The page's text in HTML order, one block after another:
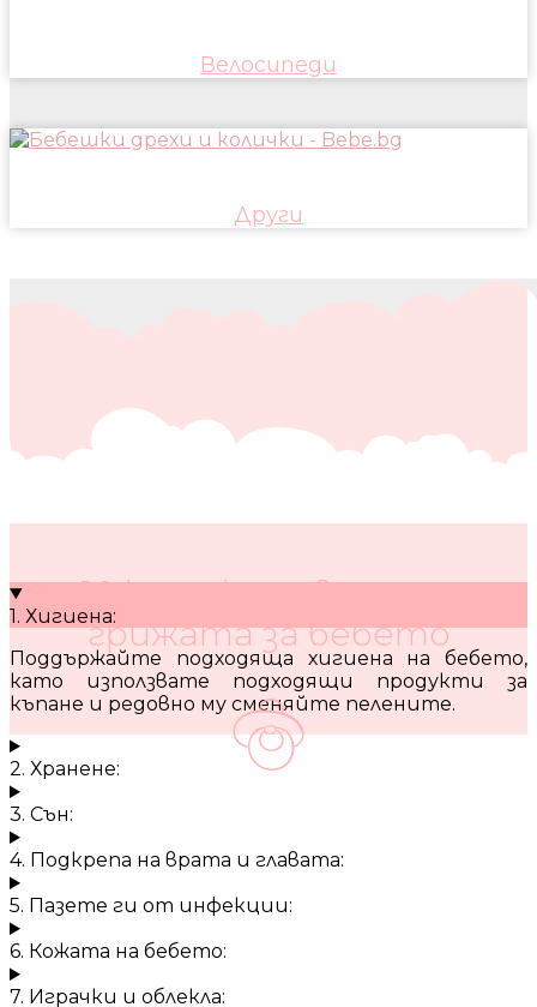
Велосипеди
Други
10 кратки съвета за
грижата за бебето
1. Хигиена:
Поддържайте подходяща хигиена на бебето,
като използвате подходящи продукти за
къпане и редовно му сменяйте пелените.
2. Хранене:
3. Сън:
4. Подкрепа на врата и главата:
5. Пазете ги от инфекции:
6. Кожата на бебето:
7. Играчки и облекла: